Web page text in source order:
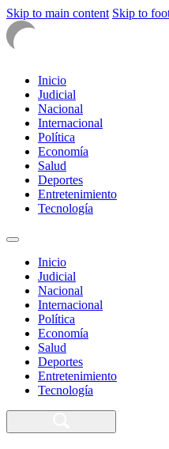
Skip to main content Skip to
Inicio
Judicial
Nacional
Internacional
Política
Economía
Salud
Deportes
Entretenimiento
Tecnología
Inicio
Judicial
Nacional
Internacional
Política
Economía
Salud
Deportes
Entretenimiento
Tecnología